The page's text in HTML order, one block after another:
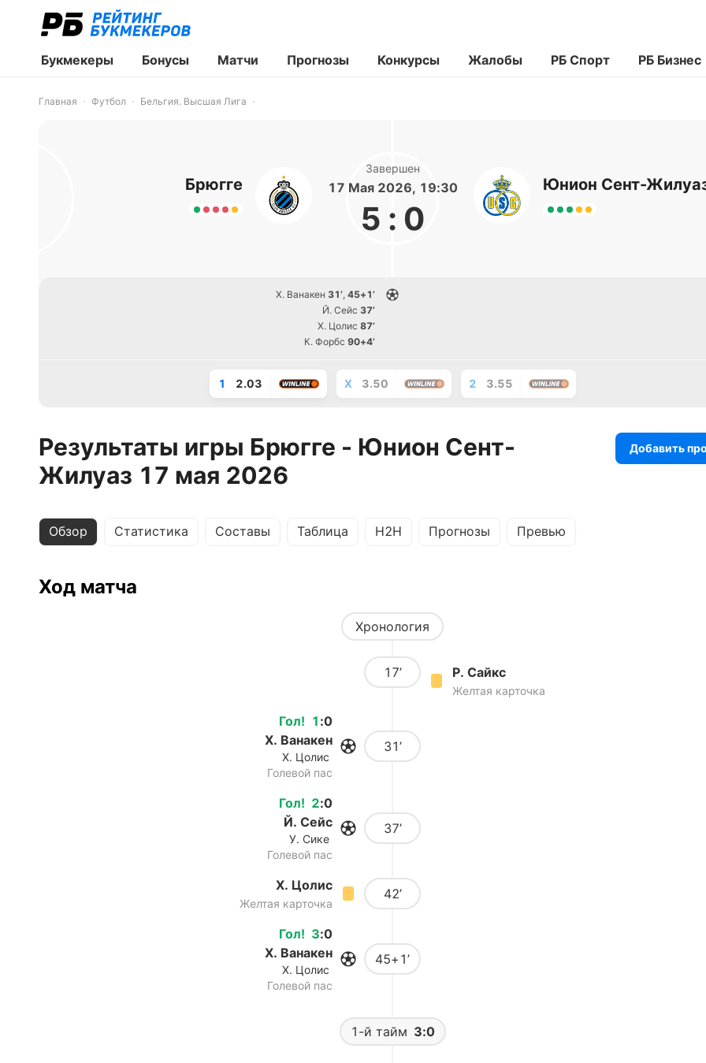
Букмекеры Бонусы Матчи Прогнозы Конкурсы Жалобы РБ Спорт РБ Бизнес
Главная Футбол Бельгия. Высшая Лига
Брюгге
Завершен
17 Мая 2026, 19:30
5 : 0
Юнион Сент-
Х. Ванакен 31’, 45+1’
Й. Сейс 37’
Х. Цолис 87’
К. Форбс 90+4’
1 2.03 X 3.50 2 3.55
Результаты игры Брюгге - Юнион Сент-
Жилуаз 17 мая 2026
Добавить
Обзор Статистика Составы Таблица H2H Прогнозы Превью
Ход матча
Хронология
17’ Р. Сайкс
Желтая карточка
Гол! 1 :0
Х. Ванакен
Х. Цолис
Голевой пас
31’
Гол! 2:0
Й. Сейс
У. Сике
Голевой пас
37’
Х. Цолис
Желтая карточка
42’
Гол! 3:0
Х. Ванакен
Х. Цолис
Голевой пас
45+1’
1-й тайм 3:0